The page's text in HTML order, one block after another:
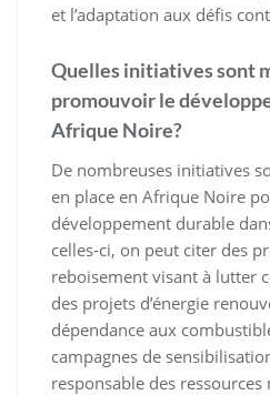
et l’adaptation aux défis
Quelles initiatives sont
promouvoir le
Afrique Noire?
De nombreuses initiatives
en place en Afrique Noire
développement durable
celles-ci, on peut citer des
reboisement visant à lutter
des projets d’énergie
dépendance aux
campagnes de
responsable des